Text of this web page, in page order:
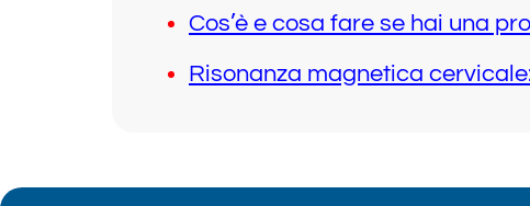
Cos’è e cosa fare se hai una
Risonanza magnetica